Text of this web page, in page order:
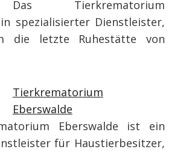
Das Tierkrematorium
spezialisierter Dienstleister,
die letzte Ruhestätte von
Tierkrematorium
Eberswalde
Eberswalde ist ein
für Haustierbesitzer,